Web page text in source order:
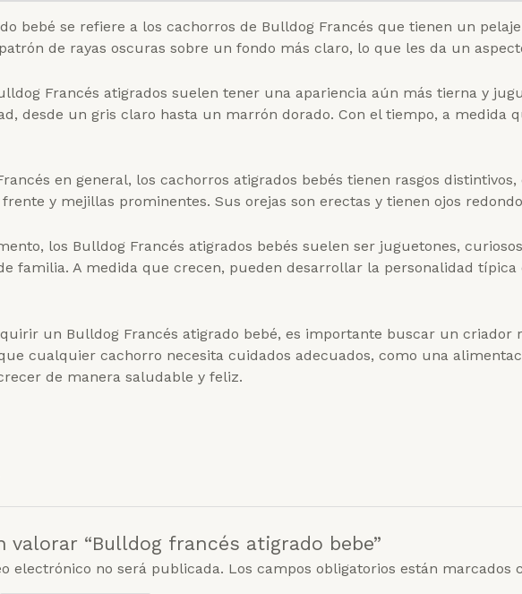
bebé se refiere a los cachorros de Bulldog Francés que tienen un
de rayas oscuras sobre un fondo más claro, lo que les da un
Francés atigrados suelen tener una apariencia aún más tierna y
desde un gris claro hasta un marrón dorado. Con el tiempo, a medida
en general, los cachorros atigrados bebés tienen rasgos
y mejillas prominentes. Sus orejas son erectas y tienen ojos
los Bulldog Francés atigrados bebés suelen ser juguetones,
familia. A medida que crecen, pueden desarrollar la personalidad
un Bulldog Francés atigrado bebé, es importante buscar un criador
cualquier cachorro necesita cuidados adecuados, como una
de manera saludable y feliz.
valorar “Bulldog francés atigrado bebe”
electrónico no será publicada. Los campos obligatorios están marcados